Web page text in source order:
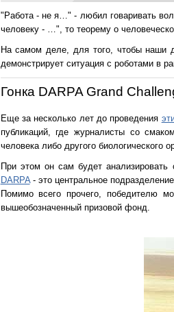
"Работа - не я…" - любил говаривать
человеку - …", то теорему о
На самом деле, для того, чтобы наши
демонстрирует ситуация с роботами в
Гонка DARPA Grand
Еще за несколько лет до проведения
публикаций, где журналисты со
человека либо другого биологического
При этом он сам будет
DARPA- это центральное
Помимо всего прочего, победителю
вышеобозначенный призовой фонд.